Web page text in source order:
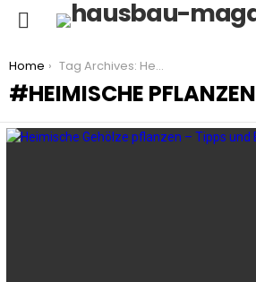
You are here:
Home Tag Archives: Heimische Pflanzen
HEIMISCHE PFLANZEN